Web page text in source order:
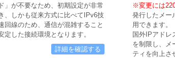
」が不要なため、初期設定が非常
、しかも従来方式に比べてIPv6技
回線のため、通信が混雑すること
定した接続環境となります。
詳細を確認する
※変更には
発行したメー
用できます。
国外IPアドレ
を制限し、メ
ティを向上さ